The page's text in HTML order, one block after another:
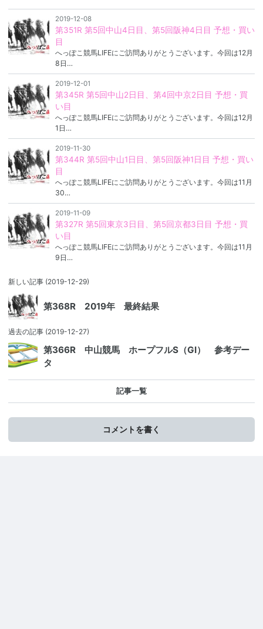
2019-12-08
第351R 第5回中山4日目、第5回阪神4日目 予想・買い
目
へっぽこ競馬LIFEにご訪問ありがとうございます。今回は12月
8日…
2019-12-01
第345R 第5回中山2日目、第4回中京2日目 予想・買
い目
へっぽこ競馬LIFEにご訪問ありがとうございます。今回は12月
1日…
2019-11-30
第344R 第5回中山1日目、第5回阪神1日目 予想・買い
目
へっぽこ競馬LIFEにご訪問ありがとうございます。今回は11月
30…
2019-11-09
第327R 第5回東京3日目、第5回京都3日目 予想・買
い目
へっぽこ競馬LIFEにご訪問ありがとうございます。今回は11月
9日…
新しい記事 (2019-12-29)
第368R 2019年 最終結果
過去の記事 (2019-12-27)
第366R 中山競馬 ホープフルS（GⅠ） 参考デー
タ
記事一覧
コメントを書く